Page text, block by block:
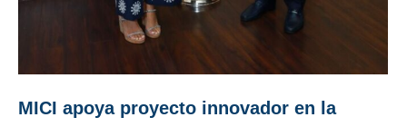
MICI apoya proyecto innovador en la